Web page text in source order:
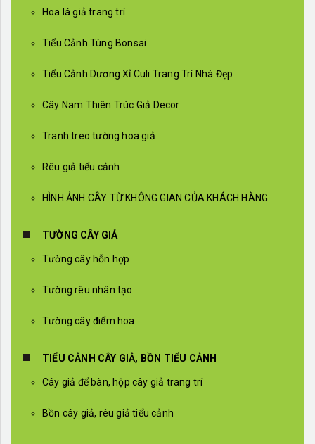
Hoa lá giả trang trí
Tiểu Cảnh Tùng Bonsai
Tiểu Cảnh Dương Xỉ Culi Trang Trí Nhà Đẹp
Cây Nam Thiên Trúc Giả Decor
Tranh treo tường hoa giả
Rêu giả tiểu cảnh
HÌNH ẢNH CÂY TỪ KHÔNG GIAN CỦA KHÁCH HÀNG
TƯỜNG CÂY GIẢ
Tường cây hỗn hợp
Tường rêu nhân tạo
Tường cây điểm hoa
TIỂU CẢNH CÂY GIẢ, BỒN TIỂU CẢNH
Cây giả để bàn, hộp cây giả trang trí
Bồn cây giả, rêu giả tiểu cảnh